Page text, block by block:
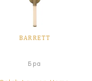
BARRETT
Бра